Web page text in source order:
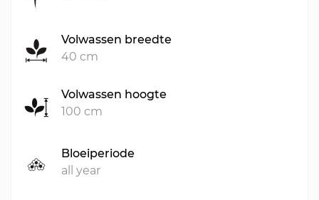
Volwassen breedte
40 cm
Volwassen hoogte
100 cm
Bloeiperiode
all year